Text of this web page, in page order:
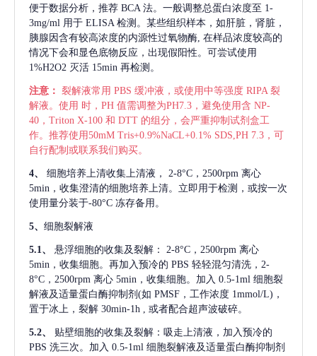
便于数据分析，推荐 BCA 法。一般调整总蛋白浓度至 1-
3mg/ml 用于 ELISA 检测。某些组织样本，如肝脏，肾脏，
胰腺因含有较高浓度的内源性过氧物酶, 在样品浓度较高的
情况下会和显色底物反应，出现假阳性。可尝试使用
1%H2O2 灭活 15min 再检测。
注意： 裂解液常用 PBS 缓冲液，或使用中等强度 RIPA 裂
解液。使用 时，PH 值需调整为PH7.3，避免使用含 NP-
40，Triton X-100 和 DTT 的组分，会严重抑制试剂盒工
作。推荐使用50mM Tris+0.9%NaCL+0.1% SDS,PH 7.3，可
自行配制或联系我们购买。
4、 细胞培养上清收集上清液，
2-8°C，2500rpm 离心
5min，收集澄清的细胞培养上清。立即用于检测，或按一次
使用量分装于-80°C 冻存备用。
5、 细胞裂解液
5.1、 悬浮细胞的收集及裂解：
2-8°C，2500rpm 离心
5min，收集细胞。再加入预冷的 PBS 轻轻混匀清洗，2-
8°C，2500rpm 离心 5min，收集细胞。加入 0.5-1ml 细胞裂
解液及适量蛋白酶抑制剂(如 PMSF，工作浓度 1mmol/L)，
置于冰上，裂解 30min-1h , 或者配合超声波破碎。
5.2、
贴壁细胞的收集及裂解：吸走上清液，加入预冷的
PBS 洗三次。加入 0.5-1ml 细胞裂解液及适量蛋白酶抑制剂